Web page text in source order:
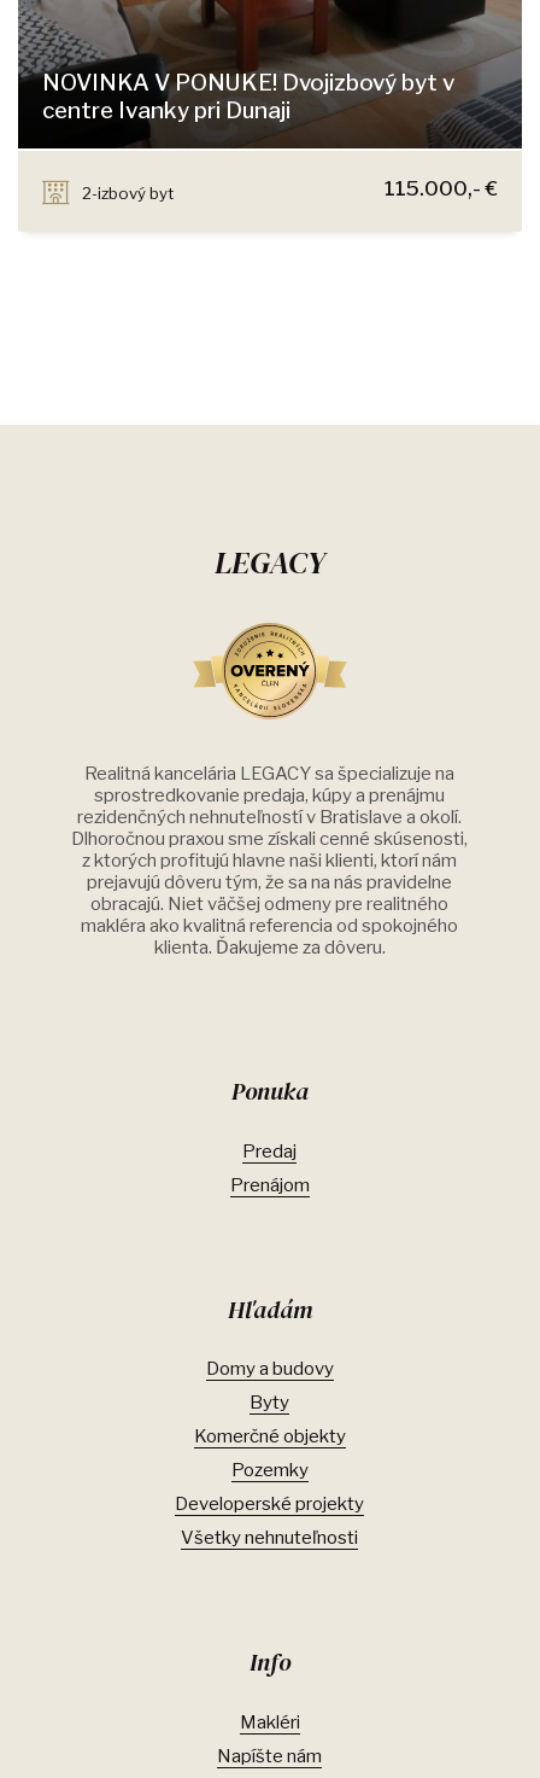
NOVINKA V PONUKE! Dvojizbový byt v
centre Ivanky pri Dunaji
2-izbový byt
115.000,- €
LEGACY
Realitná kancelária LEGACY sa špecializuje na
sprostredkovanie predaja, kúpy a prenájmu
rezidenčných nehnuteľností v Bratislave a okolí.
Dlhoročnou praxou sme získali cenné skúsenosti,
z ktorých profitujú hlavne naši klienti, ktorí nám
prejavujú dôveru tým, že sa na nás pravidelne
obracajú. Niet väčšej odmeny pre realitného
makléra ako kvalitná referencia od spokojného
klienta. Ďakujeme za dôveru.
Ponuka
Predaj
Prenájom
Hľadám
Domy a budovy
Byty
Komerčné objekty
Pozemky
Developerské projekty
Všetky nehnuteľnosti
Info
Makléri
Napíšte nám